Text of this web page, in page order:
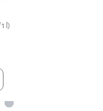
l)